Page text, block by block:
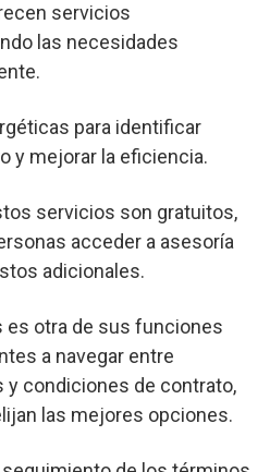
servicios
las necesidades
para identificar
y mejorar la eficiencia.
servicios son gratuitos,
acceder a asesoría
adicionales.
es otra de sus funciones
a navegar entre
condiciones de contrato,
las mejores opciones.